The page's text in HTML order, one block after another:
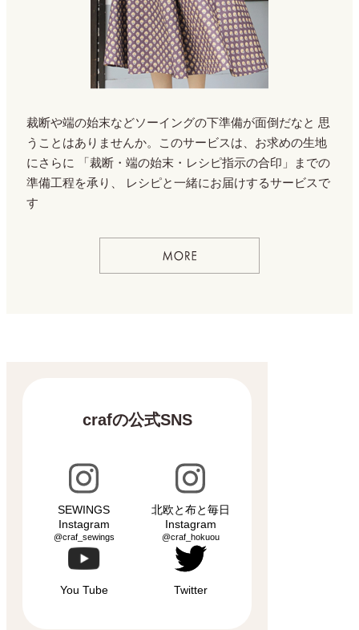
裁断や端の始末などソーイングの下準備が面倒だなと 思
うことはありませんか。このサービスは、お求めの生地
にさらに
「裁断・端の始末・レシピ指示の合印」までの
準備工程を承り、
レシピと一緒にお届けするサービスで
す
crafの公式SNS
SEWINGS
Instagram
@craf_sewings
北欧と布と毎日
Instagram
@craf_hokuou
You Tube Twitter